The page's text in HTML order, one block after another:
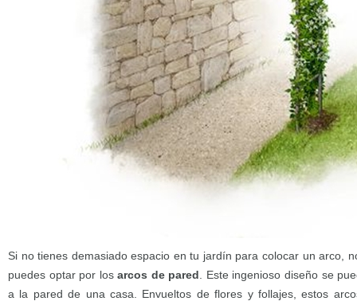
Si no tienes demasiado espacio en tu jardín para colocar un arco,
puedes optar por losarcos de pared . Este ingenioso diseño se
a la pared de una casa. Envueltos de flores y follajes, estos